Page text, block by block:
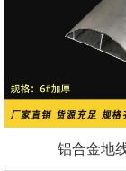
铝合金地